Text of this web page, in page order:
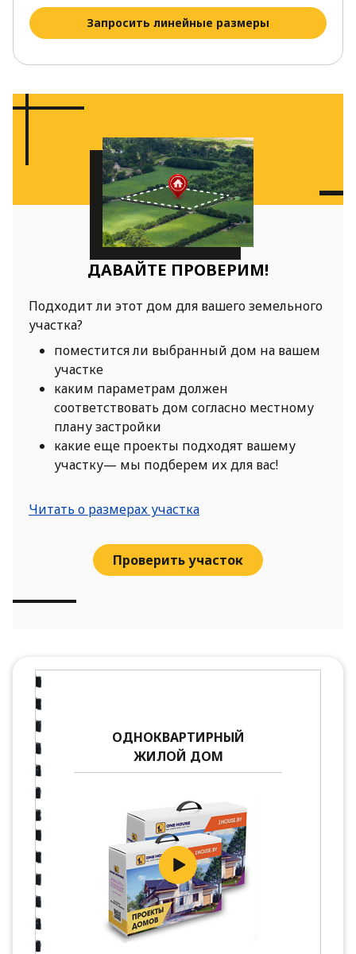
Запросить линейные размеры
ДАВАЙТЕ ПРОВЕРИМ!
Подходит ли этот дом для вашего земельного
участка?
поместится ли выбранный дом на вашем
участке
каким параметрам должен
соответствовать дом согласно местному
плану застройки
какие еще проекты подходят вашему
участку— мы подберем их для вас!
Читать о размерах участка
Проверить участок
ОДНОКВАРТИРНЫЙ
ЖИЛОЙ ДОМ